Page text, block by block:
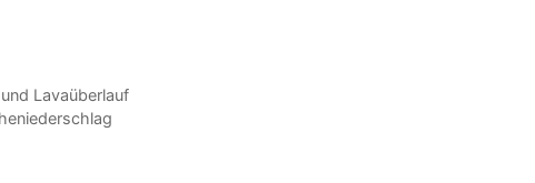
Lavaüberlauf